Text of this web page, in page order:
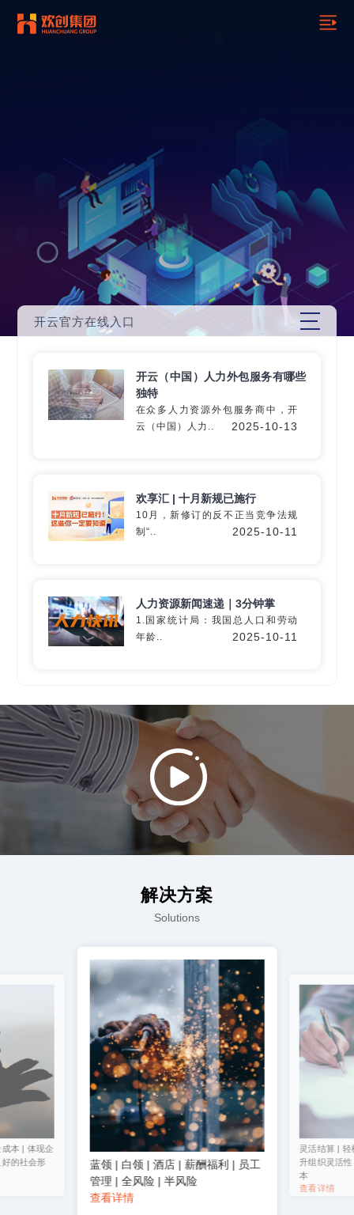
深入60+细分行业
开云官方在线入口
开云（中国）人力外包服务有哪些
独特
在众多人力资源外包服务商中，开
云（中国）人力..
2025-10-13
欢享汇 | 十月新规已施行
10月，新修订的反不正当竞争法规
制“..
2025-10-11
人力资源新闻速递｜3分钟掌
1.国家统计局：我国总人口和劳动
年龄..
2025-10-11
解决方案
Solutions
本 | 体现企
的社会形
蓝领 | 白领 | 酒店 | 薪酬福利 | 员工
管理 | 全风险 | 半风险
查看详情
灵活结算 |
升组织灵活
本
查看详情